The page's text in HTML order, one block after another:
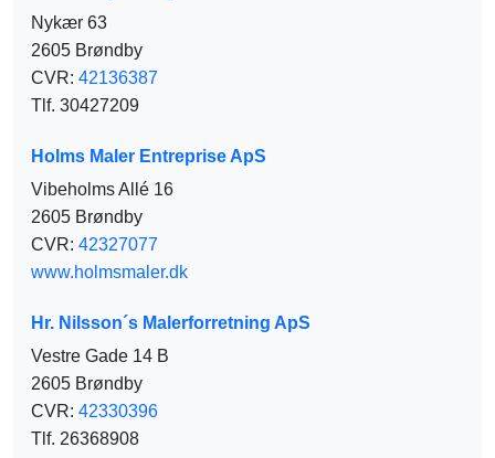
Nykær 63
2605 Brøndby
CVR: 42136387
Tlf. 30427209
Holms Maler Entreprise ApS
Vibeholms Allé 16
2605 Brøndby
CVR: 42327077
www.holmsmaler.dk
Hr. Nilsson´s Malerforretning ApS
Vestre Gade 14 B
2605 Brøndby
CVR: 42330396
Tlf. 26368908